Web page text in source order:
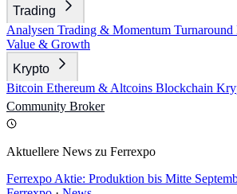
Trading
Analysen Trading & Momentum Turnaround
Value & Growth
Krypto
Bitcoin Ethereum & Altcoins Blockchain
Community Broker
Aktuellere News zu Ferrexpo
Ferrexpo Aktie: Produktion bis Mitte